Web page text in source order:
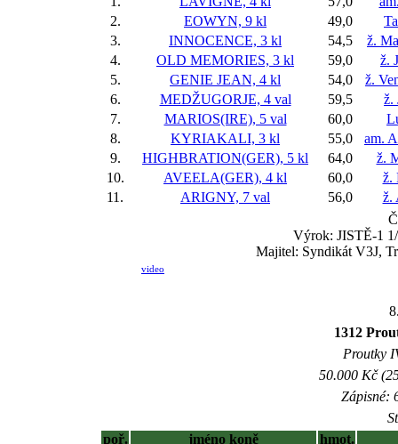
2.
EOWYN, 9 kl 49,0
3.
INNOCENCE, 3 kl 54,5
ž.
4.
OLD MEMORIES, 3 kl 59,0
ž.
5.
GENIE JEAN, 4 kl 54,0
ž.
6.
MEDŽUGORJE, 4 val 59,5
ž.
7.
MARIOS(IRE), 5 val 60,0
8.
KYRIAKALI, 3 kl 55,0
am.
9.
HIGHBRATION(GER), 5 kl 64,0
ž.
10.
AVEELA(GER), 4 kl 60,0
ž.
11.
ARIGNY, 7 val 56,0
ž.
Výrok: JISTĚ-1
Majitel: Syndikát V3J,
video
1312
Proutky
50.000 Kč
Zápisné:
poř.
jméno koně
hmot.